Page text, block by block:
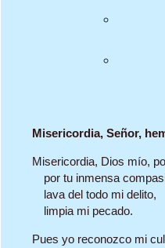
Misericordia, Señor,
Misericordia, Dios mío,
por tu inmensa
lava del todo mi delito,
limpia mi pecado.
Pues yo reconozco mi